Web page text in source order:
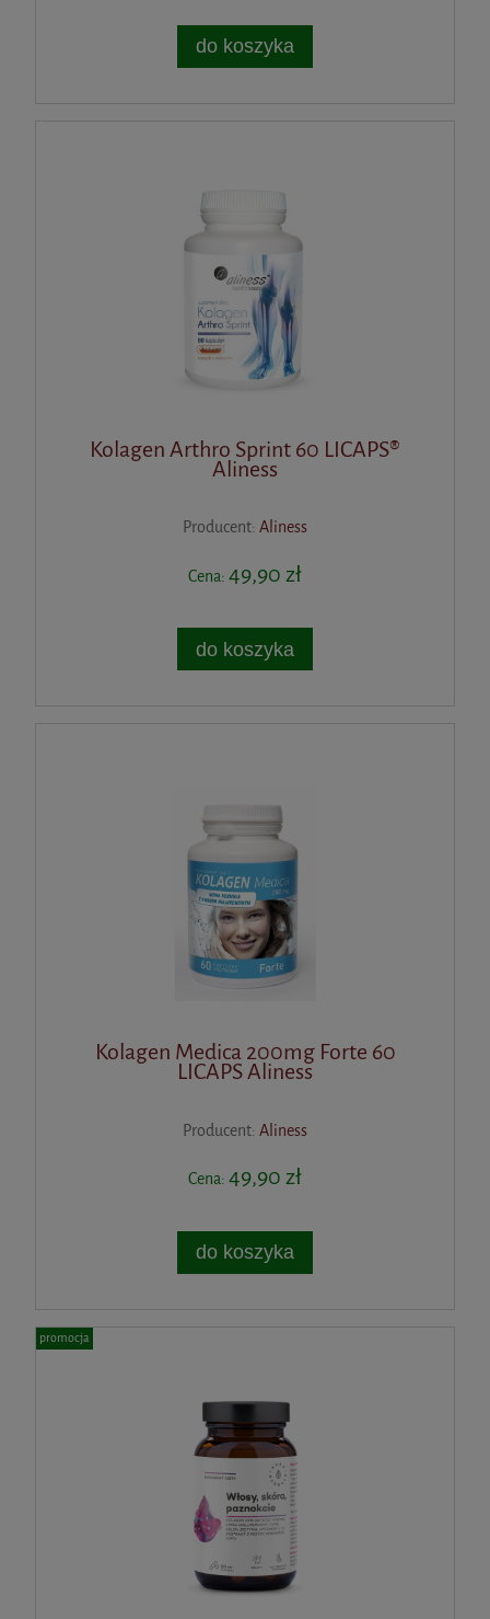
do koszyka
Kolagen Arthro Sprint 60 LICAPS®
Aliness
Producent: Aliness
Cena: 49,90 zł
do koszyka
Kolagen Medica 200mg Forte 60
LICAPS Aliness
Producent: Aliness
Cena: 49,90 zł
do koszyka
promocja